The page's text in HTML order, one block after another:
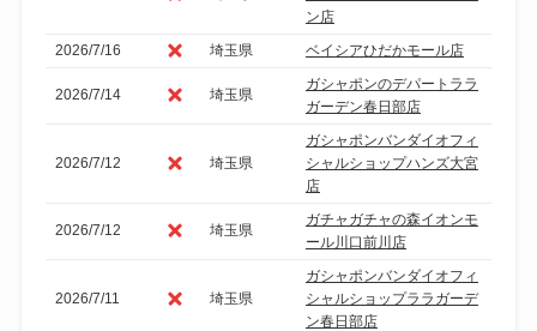
ン店
2026/7/16
埼玉県 ベイシアひだかモール店
2026/7/14 埼玉県
ガシャポンのデパートララ
ガーデン春日部店
2026/7/12 埼玉県
ガシャポンバンダイオフィ
シャルショップハンズ大宮
店
2026/7/12 埼玉県
ガチャガチャの森イオンモ
ール川口前川店
2026/7/11 埼玉県
ガシャポンバンダイオフィ
シャルショップララガーデ
ン春日部店